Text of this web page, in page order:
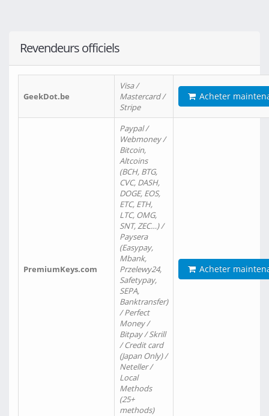
Revendeurs officiels
GeekDot.be
Visa /
Mastercard /
Stripe
Acheter
PremiumKeys.com
Paypal /
Webmoney /
Bitcoin,
Altcoins
(BCH, BTG,
CVC, DASH,
DOGE, EOS,
ETC, ETH,
LTC, OMG,
SNT, ZEC…) /
Paysera
(Easypay,
Mbank,
Przelewy24,
Safetypay,
SEPA,
Banktransfer)
/ Perfect
Money /
Bitpay / Skrill
/ Credit card
(Japan Only) /
Neteller /
Local
Methods
(25+
methods)
Acheter